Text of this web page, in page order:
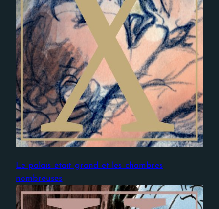
Le palais était grand et les chambres
nombreuses